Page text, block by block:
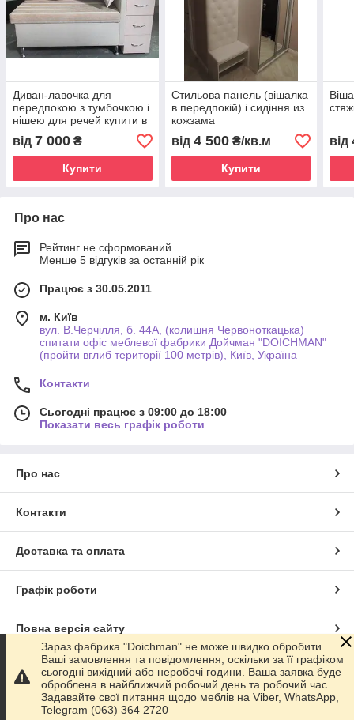
Диван-лавочка для
передпокою з тумбочкою і
нішею для речей купити в
Україні
від 7 000 ₴
Купити
Стильова панель (вішалка
в передпокій) і сидіння из
кожзама
від 4 500₴/кв.м
Купити
від
Про нас
Рейтинг не сформований
Менше 5 відгуків за останній рік
Працює з 30.05.2011
м. Київ
вул. В.Черчілля, б. 44А, (колишня Червоноткацька)
спитати офіс меблевої фабрики Дойчман "DOICHMAN"
(пройти вглиб території 100 метрів), Київ, Україна
Контакти
Сьогодні працює з 09:00 до 18:00
Показати весь графік роботи
Про нас
Контакти
Доставка та оплата
Графік роботи
Повна версія сайту
Сайт створено на маркетплейсіProm.ua
Політика конфіденційності
Зараз фабрика "Doichman" не може швидко обробити
Ваші замовлення та повідомлення, оскільки за її графіком
сьогодні вихідний або неробочі години. Ваша заявка буде
оброблена в найближчий робочий день та робочий час.
Задавайте свої питання щодо меблів на Viber, WhatsApp,
Telegram (063) 364 2720